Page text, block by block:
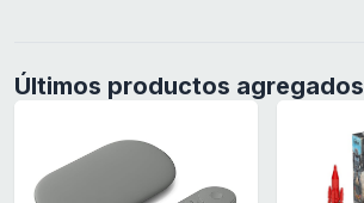
Últimos productos agregados